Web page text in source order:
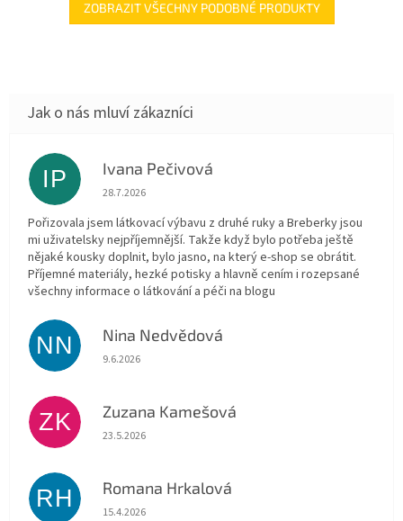
ZOBRAZIT VŠECHNY PODOBNÉ PRODUKTY
IP Ivana Pečivová
Hodnocení obchodu je 5 z 5 hvězdiček.
28.7.2026
Pořizovala jsem látkovací výbavu z druhé ruky a Breberky jsou
mi uživatelsky nejpříjemnější. Takže když bylo potřeba ještě
nějaké kousky doplnit, bylo jasno, na který e-shop se obrátit.
Příjemné materiály, hezké potisky a hlavně cením i rozepsané
všechny informace o látkování a péči na blogu
NN Nina Nedvědová
Hodnocení obchodu je 5 z 5 hvězdiček.
9.6.2026
ZK Zuzana Kamešová
Hodnocení obchodu je 5 z 5 hvězdiček.
23.5.2026
RH Romana Hrkalová
Hodnocení obchodu je 5 z 5 hvězdiček.
15.4.2026